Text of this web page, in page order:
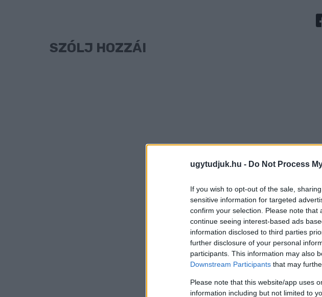
ugytudjuk.hu - Do Not Process
If you wish to opt-out of the sale,
sensitive information for targeted
confirm your selection. Please note
continue seeing interest-based ads
information disclosed to third parties
further disclosure of your personal
participants. This information may also
Downstream Participants that may
Please note that this website/app uses
information including but not limited to
SZÓLJ HOZZÁ!